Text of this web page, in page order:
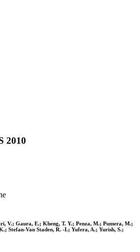
2010
V.; Gaura, E.; Kheng, T. Y.; Penza, M.; Pumera, M.;
Stefan-Van Staden, R. -I.; Yufera, A.; Yurish, S.;